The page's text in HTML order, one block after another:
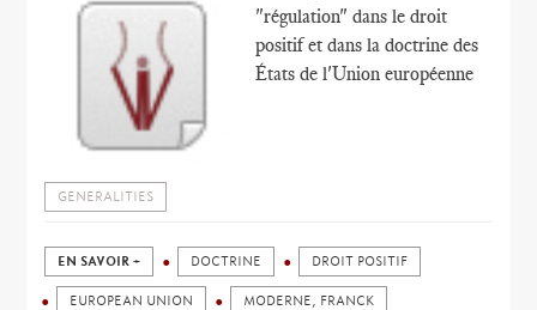
"régulation" dans le droit
positif et dans la doctrine des
États de l'Union européenne
GENERALITIES
EN SAVOIR + DOCTRINE DROIT POSITIF
EUROPEAN UNION MODERNE, FRANCK